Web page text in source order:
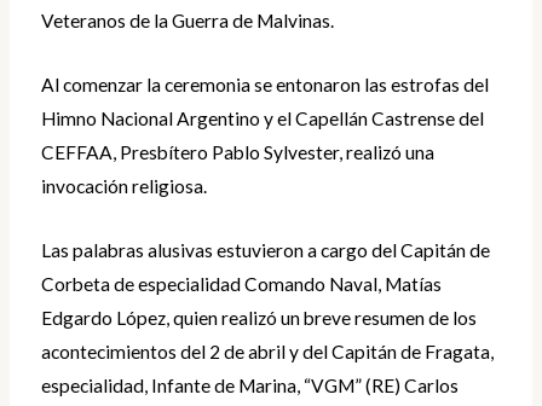
Veteranos de la Guerra de Malvinas.
Al comenzar la ceremonia se entonaron las estrofas del
Himno Nacional Argentino y el Capellán Castrense del
CEFFAA, Presbítero Pablo Sylvester, realizó una
invocación religiosa.
Las palabras alusivas estuvieron a cargo del Capitán de
Corbeta de especialidad Comando Naval, Matías
Edgardo López, quien realizó un breve resumen de los
acontecimientos del 2 de abril y del Capitán de Fragata,
especialidad, Infante de Marina, “VGM” (RE) Carlos